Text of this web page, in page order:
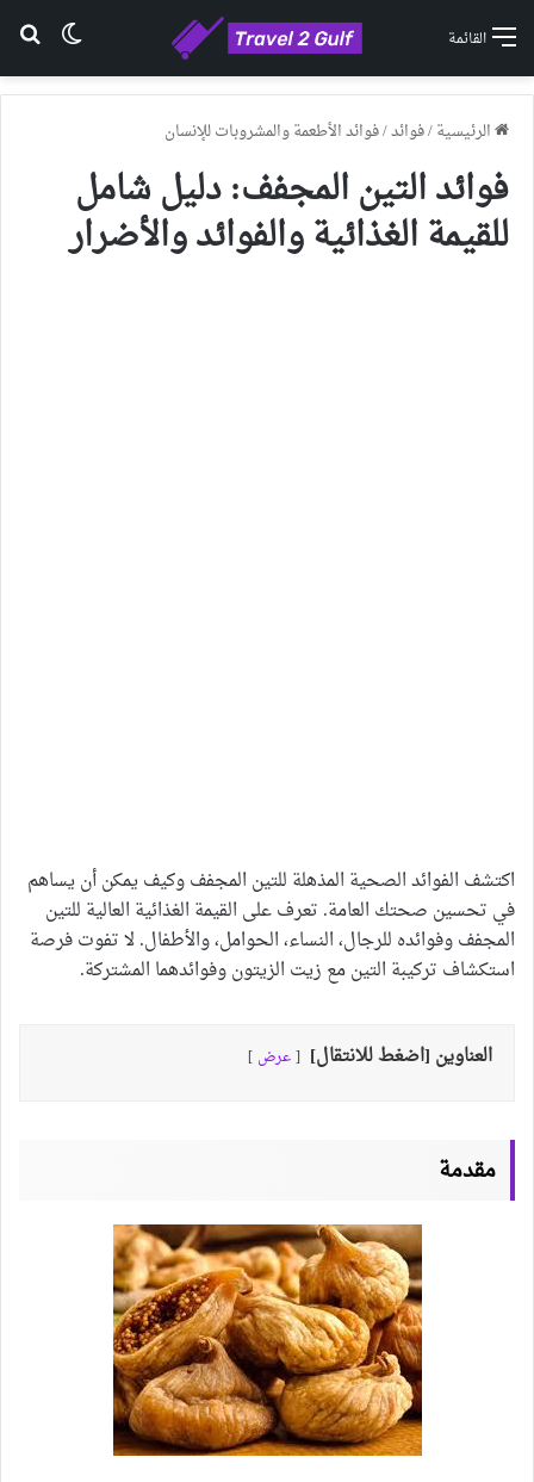
القائمة
الرئيسية/فوائد/فوائد الأطعمة والمشروبات للإنسان
فوائد التين المجفف: دليل شامل
للقيمة الغذائية والفوائد والأضرار
اكتشف الفوائد الصحية المذهلة للتين المجفف وكيف يمكن أن يساهم
في تحسين صحتك العامة. تعرف على القيمة الغذائية العالية للتين
المجفف وفوائده للرجال، النساء، الحوامل، والأطفال. لا تفوت فرصة
استكشاف تركيبة التين مع زيت الزيتون وفوائدهما المشتركة.
العناوين [اضغط للانتقال] عرض
مقدمة